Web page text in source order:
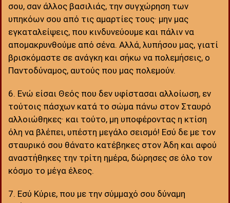
σου, σαν άλλος βασιλιάς, την συγχώρηση των
υπηκόων σου από τις αμαρτίες τους· μην μας
εγκαταλείψεις, που κινδυνεύουμε και πάλιν να
απομακρυνθούμε από σένα. Αλλά, λυπήσου μας, γιατί
βρισκόμαστε σε ανάγκη και σήκω να πολεμήσεις, ο
Παντοδύναμος, αυτούς που μας πολεμούν.
6. Ενώ είσαι Θεός που δεν υφίστασαι αλλοίωση, εν
τούτοις πάσχων κατά το σώμα πάνω στον Σταυρό
αλλοιώθηκες· και τούτο, μη υποφέροντας η κτίση
όλη να βλέπει, υπέστη μεγάλο σεισμό! Εσύ δε με τον
σταυρικό σου θάνατο κατέβηκες στον Άδη και αφού
αναστήθηκες την τρίτη ημέρα, δώρησες σε όλο τον
κόσμο το μέγα έλεος.
7. Εσύ Κύριε, που με την σύμμαχό σου δύναμη